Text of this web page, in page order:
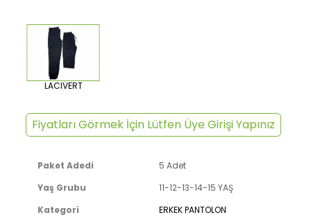
LACIVERT
Fiyatları Görmek İçin Lütfen Üye Girişi Yapınız
Paket Adedi
5 Adet
Yaş Grubu
11-12-13-14-15 YAŞ
Kategori
ERKEK PANTOLON